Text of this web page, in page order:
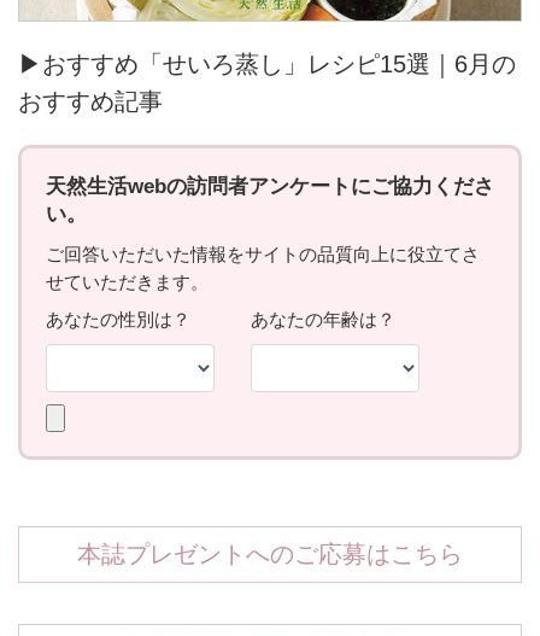
▶おすすめ「せいろ蒸し」レシピ15選｜6月の
おすすめ記事
本誌プレゼントへのご応募はこちら